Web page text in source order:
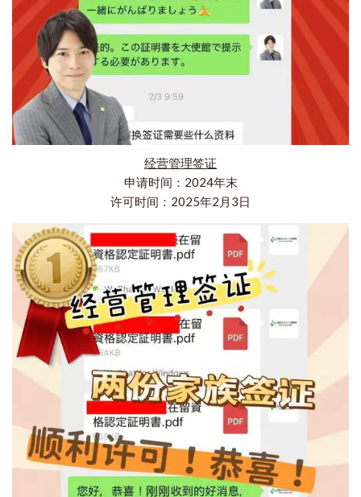
经营管理签证
申请时间：2024年末
许可时间：2025年2月3日